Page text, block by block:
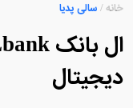
خانه/سالی پدیا
دیجیتال